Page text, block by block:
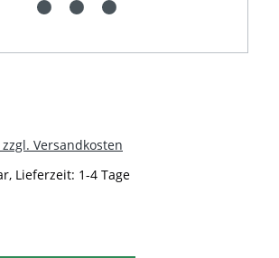
Versandkosten
Lieferzeit: 1-4 Tage
Gib den gewünschten